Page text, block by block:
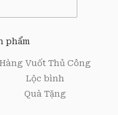
phẩm
Hàng Vuốt Thủ Công
Lộc bình
Quà Tặng